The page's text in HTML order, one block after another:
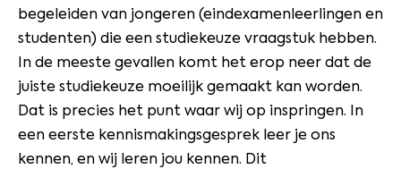
begeleiden van jongeren (eindexamenleerlingen en
studenten) die een studiekeuze vraagstuk hebben.
In de meeste gevallen komt het erop neer dat de
juiste studiekeuze moeilijk gemaakt kan worden.
Dat is precies het punt waar wij op inspringen. In
een eerste kennismakingsgesprek leer je ons
kennen, en wij leren jou kennen. Dit